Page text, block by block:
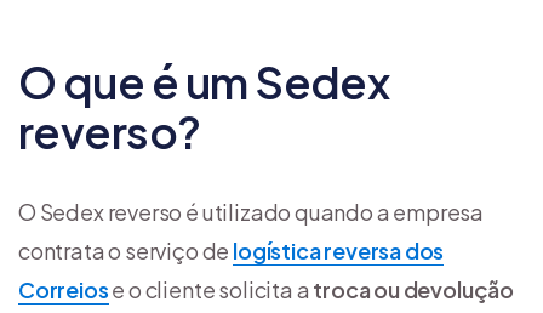
O que é um Sedex
reverso?
O Sedex reverso é utilizado quando a empresa
contrata o serviço de logística reversa dos
Correiose o cliente solicita a troca ou devolução